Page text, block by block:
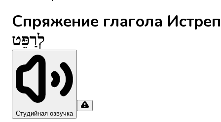
Спряжениe глагола
לְרַפֵּט
Студийная озвучка